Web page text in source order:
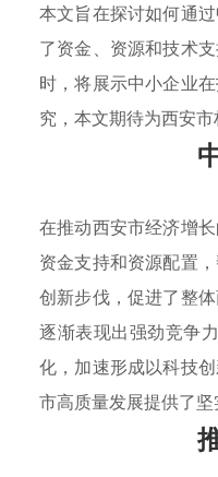
本文旨在探讨如何通过
了资金、资源和技术
时，将展示中小企业
究，本文期待为西安
在推动西安市经济增长
资金支持和资源配置
创新步伐，促进了整
逐渐表现出强劲竞争
化，加速形成以科技
市高质量发展提供了坚